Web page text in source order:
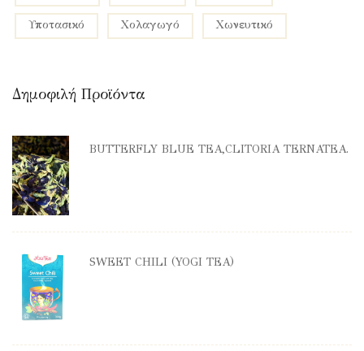
υποτασικό χολαγωγό χωνευτικό
Δημοφιλή Προϊόντα
BUTTERFLY BLUE TEA,CLITORIA TERNATEA.
SWEET CHILI (YOGI TEA)